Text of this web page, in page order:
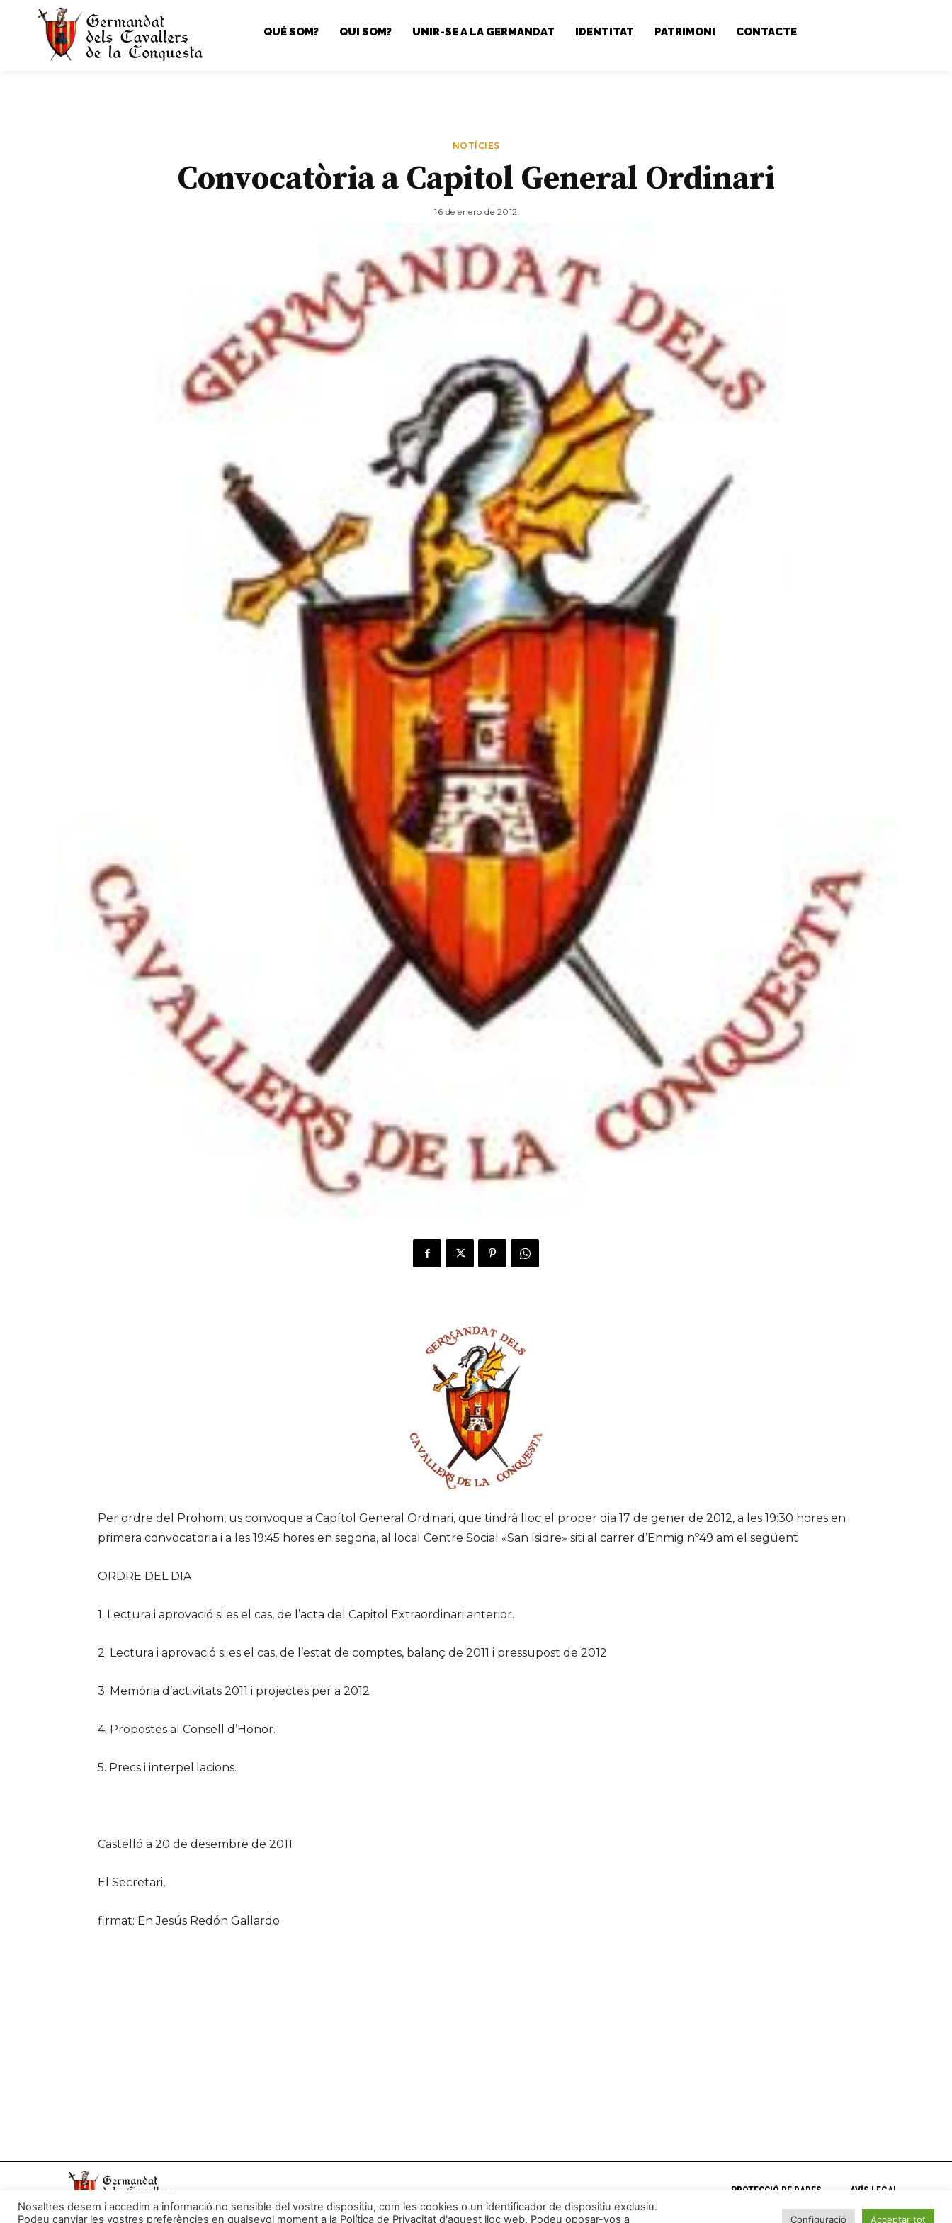
QUÉ SOM? QUI SOM? UNIR-SE A LA GERMANDAT IDENTITAT PATRIMONI CONTACTE
NOTÍCIES
Convocatòria a Capitol General Ordinari
16 de enero de 2012
Per ordre del Prohom, us convoque a Capítol General Ordinari, que tindrà lloc el proper dia 17 de gener de 2012, a les 19:30 hores en
primera convocatoria i a les 19:45 hores en segona, al local Centre Social «San Isidre» siti al carrer d’Enmig nº49 am el següent
ORDRE DEL DIA
1. Lectura i aprovació si es el cas, de l’acta del Capitol Extraordinari anterior.
2. Lectura i aprovació si es el cas, de l’estat de comptes, balanç de 2011 i pressupost de 2012
3. Memòria d’activitats 2011 i projectes per a 2012
4. Propostes al Consell d’Honor.
5. Precs i interpel.lacions.
Castelló a 20 de desembre de 2011
El Secretari,
firmat: En Jesús Redón Gallardo
PROTECCIÓ DE DADES AVÍS LEGAL
Nosaltres desem i accedim a informació no sensible del vostre dispositiu, com les cookies o un identificador de dispositiu exclusiu.
Podeu canviar les vostres preferències en qualsevol moment a la Política de Privacitat d'aquest lloc web. Podeu oposar-vos a
Configuració Acceptar tot